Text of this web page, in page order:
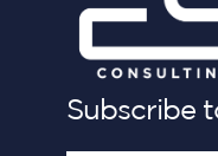
Subscribe